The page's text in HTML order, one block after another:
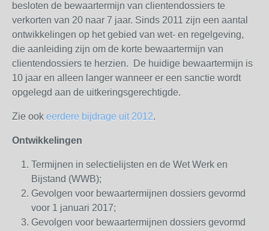
besloten de bewaartermijn van clientendossiers te
verkorten van 20 naar 7 jaar. Sinds 2011 zijn een aantal
ontwikkelingen op het gebied van wet- en regelgeving,
die aanleiding zijn om de korte bewaartermijn van
clientendossiers te herzien. De huidige bewaartermijn is
10 jaar en alleen langer wanneer er een sanctie wordt
opgelegd aan de uitkeringsgerechtigde.
Zie ook eerdere bijdrage uit 2012.
Ontwikkelingen
Termijnen in selectielijsten en de Wet Werk en
Bijstand (WWB);
Gevolgen voor bewaartermijnen dossiers gevormd
voor 1 januari 2017;
Gevolgen voor bewaartermijnen dossiers gevormd